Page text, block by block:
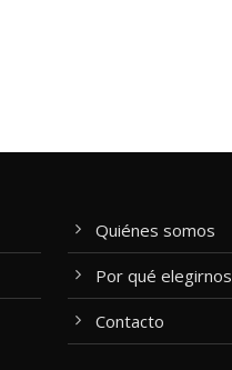
Quiénes somos
Por qué elegirnos
Contacto